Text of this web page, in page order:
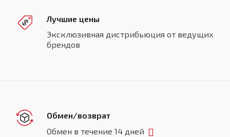
Лучшие цены
Эксклюзивная дистрибьюция от ведущих
брендов
Обмен/возврат
Обмен в течение 14 дней